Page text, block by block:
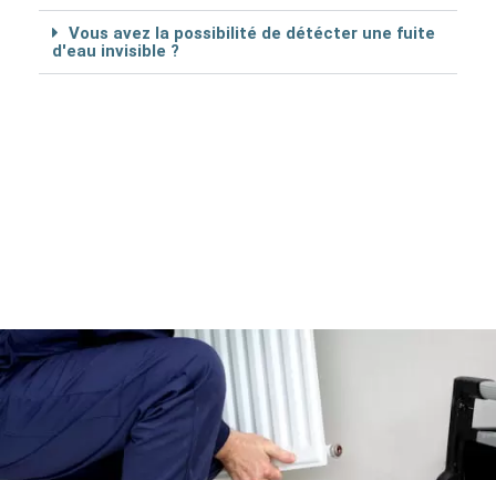
Vous avez la possibilité de détécter une fuite
d'eau invisible ?